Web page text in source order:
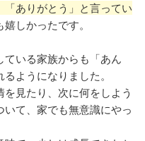
「ありがとう」と言ってい
しかったです。
ている家族からも「あん
ようになりました。
見たり、次に何をしよう
て、家でも無意識にやっ